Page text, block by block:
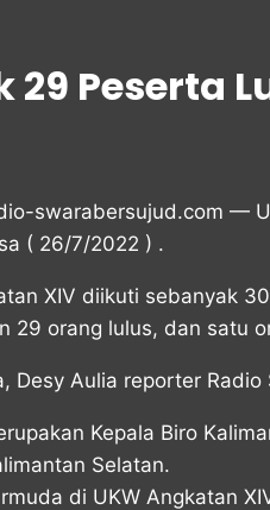
29 Peserta
swarabersujud.com —
( 26/7/2022 ) .
XIV diikuti sebanyak
29 orang lulus, dan satu
Desy Aulia reporter
Kepala Biro
Selatan.
di UKW Angkatan